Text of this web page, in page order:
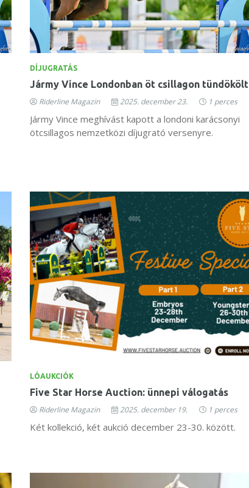
DÍJUGRATÁS
Jármy Vince Londonban öt csillagon tündökölt
Riderline Magazin 2025. december 23. 1 perces
Jármy Vince meghívást kapott a londoni karácsonyi
ötcsillagos nemzetközi díjugrató versenyre.
LÓAUKCIÓK
Five Star Horse Auction: ünnepi válogatás
Riderline Magazin 2025. december 19. 1 perces
Két kollekció, két aukció december 23-30. között.